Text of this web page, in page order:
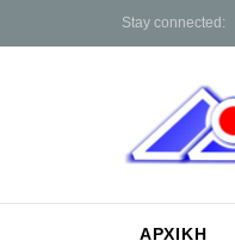
Stay connected:
ΑΡΧΙΚΗ